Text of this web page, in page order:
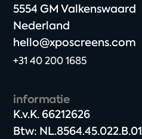
5554 GM Valkenswaard​
Nederland
hello@xposcreens.com
+31 40 200 1685
informatie
K.v.K. 66212626​
Btw: NL.8564.45.022.B.01